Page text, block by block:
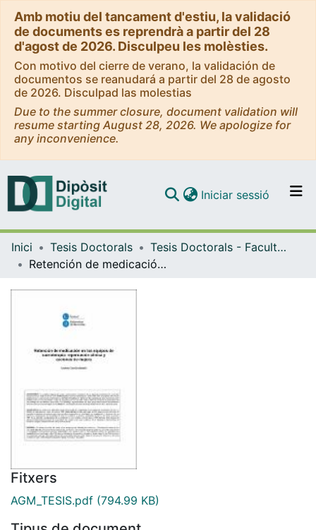
Amb motiu del tancament d'estiu, la validació
de documents es reprendrà a partir del 28
d'agost de 2026. Disculpeu les molèsties.
Con motivo del cierre de verano, la validación de
documentos se reanudará a partir del 28 de agosto
de 2026. Disculpad las molestias
Due to the summer closure, document validation will
resume starting August 28, 2026. We apologize for
any inconvenience.
Navega per tot el DD
Iniciar sessió (current)
Inici Tesis Doctorals
Tesis Doctorals - Facultat - Medicina
Retención de medicación en los equipos de sueroterapia: repercusión clínica y acciones de mejora
Fitxers
AGM_TESIS.pdf (794.99 KB)